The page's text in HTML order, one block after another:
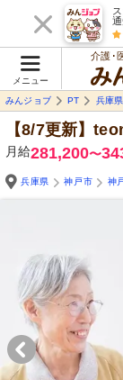
メニュー
介護･
みんジョブ
PT 兵庫
【8/7更新】
月給281,200〜
兵庫県
神戸市 神